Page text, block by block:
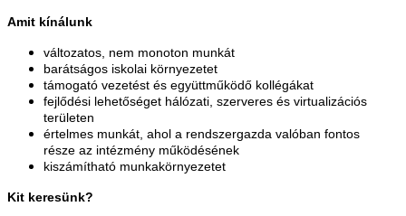
Amit kínálunk
változatos, nem monoton munkát
barátságos iskolai környezetet
támogató vezetést és együttműködő kollégákat
fejlődési lehetőséget hálózati, szerveres és virtualizációs
területen
értelmes munkát, ahol a rendszergazda valóban fontos
része az intézmény működésének
kiszámítható munkakörnyezetet
Kit keresünk?